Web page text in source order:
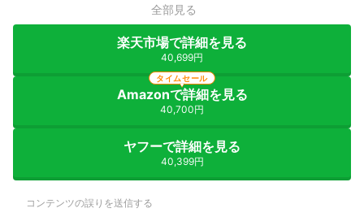
全部見る
楽天市場で詳細を見る
40,699円
Amazonで詳細を見る
40,700円
タイムセール
ヤフーで詳細を見る
40,399円
コンテンツの誤りを送信する